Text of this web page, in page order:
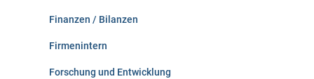
Finanzen / Bilanzen
Firmenintern
Forschung und Entwicklung